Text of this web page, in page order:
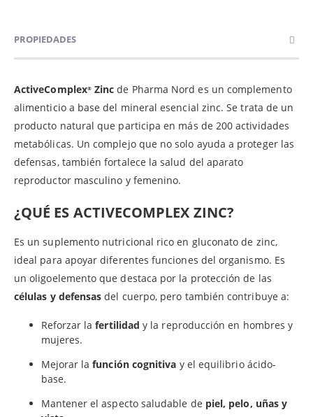
PROPIEDADES
ActiveComplex® Zincde Pharma Nord es un complemento
alimenticio a base del mineral esencial zinc. Se trata de un
producto natural que participa en más de 200 actividades
metabólicas. Un complejo que no solo ayuda a proteger las
defensas, también fortalece la salud del aparato
reproductor masculino y femenino.
¿QUÉ ES ACTIVECOMPLEX ZINC?
Es un suplemento nutricional rico en gluconato de zinc,
ideal para apoyar diferentes funciones del organismo. Es
un oligoelemento que destaca por la protección de las
células y defensas del cuerpo, pero también contribuye a:
Reforzar lafertilidad y la reproducción en hombres y
mujeres.
Mejorar lafunción cognitiva y el equilibrio ácido-
base.
Mantener el aspecto saludable de piel, pelo, uñas y